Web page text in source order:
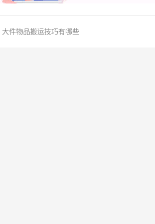
大件物品搬运技巧有哪些